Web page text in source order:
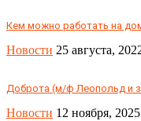
Кем можно работать на
Новости 25 августа,
Доброта (м/ф Леопольд и
Новости 12 ноября, 2025